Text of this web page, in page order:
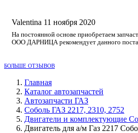
Valentina 11 ноября 2020
На постоянной основе приобретаем
ООО ДАРНИЦА рекомендует данного
БОЛЬШЕ ОТЗЫВОВ
Главная
Каталог автозапчастей
Автозапчасти ГАЗ
Соболь ГАЗ 2217, 2310, 2752
Двигатели и комплектующие
Двигатель для а/м Газ 2217